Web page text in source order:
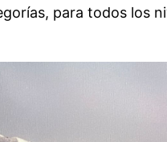
para todos los